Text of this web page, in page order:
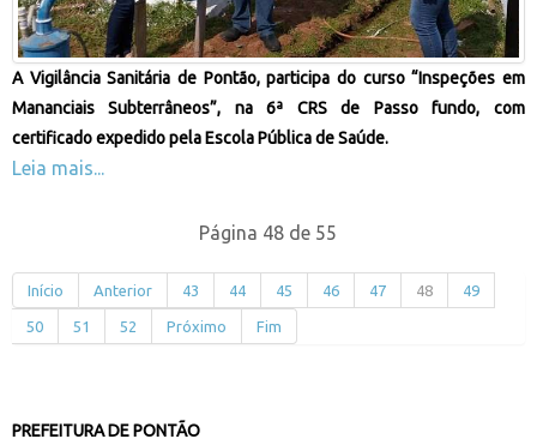
A Vigilância Sanitária de Pontão, participa do curso “Inspeções em
Mananciais Subterrâneos”, na 6ª CRS de Passo fundo, com
certificado expedido pela Escola Pública de Saúde.
Leia mais...
Página 48 de 55
Início Anterior 43 44 45 46 47 48 49
50 51 52 Próximo Fim
PREFEITURA DE PONTÃO